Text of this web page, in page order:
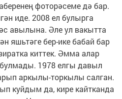
фоторәсеме дә бар.
иде. 2008 ел булырга
авылына. Әле ул вакытта
яшьтәге бер-ике бабай бар
киттек. Әмма алар
1978 елгы давыл
аркылы-торкылы салган.
куйдым да, кире кайтканда